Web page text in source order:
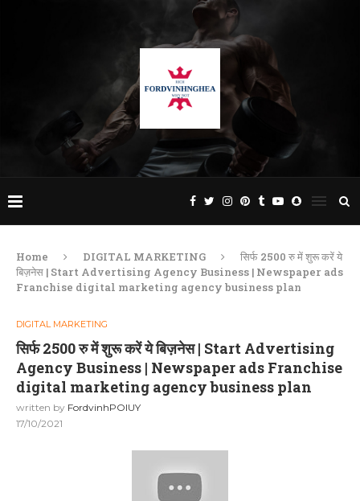
Home DIGITAL MARKETING
सिर्फ 2500 रु में शुरू करें ये
बिज़नेस | Start Advertising Agency Business | Newspaper ads
Franchise digital marketing agency business plan
DIGITAL MARKETING
सिर्फ 2500 रु में शुरू करें ये बिज़नेस | Start Advertising
Agency Business | Newspaper ads Franchise
digital marketing agency business plan
written by FordvinhPOIUY
17/10/2021